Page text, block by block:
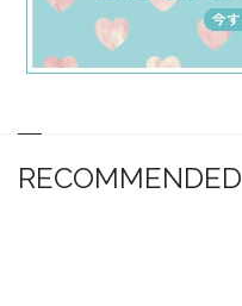
RECOMMENDED